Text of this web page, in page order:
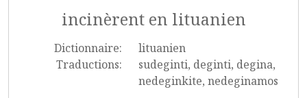
incinèrent en lituanien
Dictionnaire:
lituanien
Traductions:
sudeginti, deginti, degina,
nedeginkite, nedeginamos